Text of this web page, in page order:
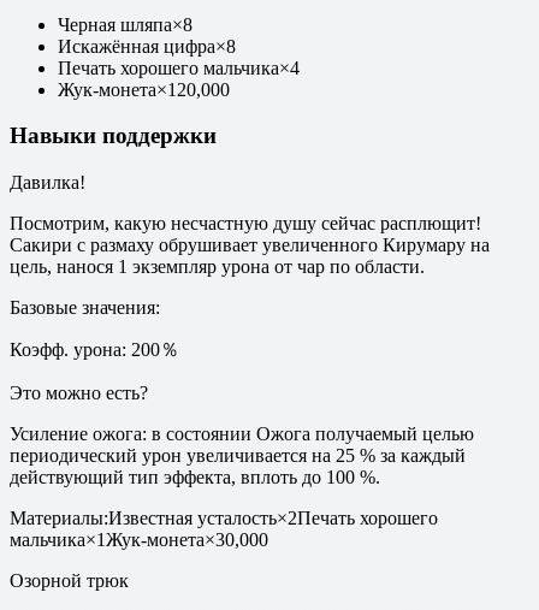
Черная шляпа×8
Искажённая цифра×8
Печать хорошего мальчика×4
Жук-монета×120,000
Навыки поддержки
Давилка!
Посмотрим, какую несчастную душу сейчас расплющит!
Сакири с размаху обрушивает увеличенного Кирумару на
цель, нанося 1 экземпляр урона от чар по области.
Базовые значения:
Коэфф. урона: 200％
Это можно есть?
Усиление ожога: в состоянии Ожога получаемый целью
периодический урон увеличивается на 25 % за каждый
действующий тип эффекта, вплоть до 100 %.
Материалы:Известная усталость×2Печать хорошего
мальчика×1Жук-монета×30,000
Озорной трюк